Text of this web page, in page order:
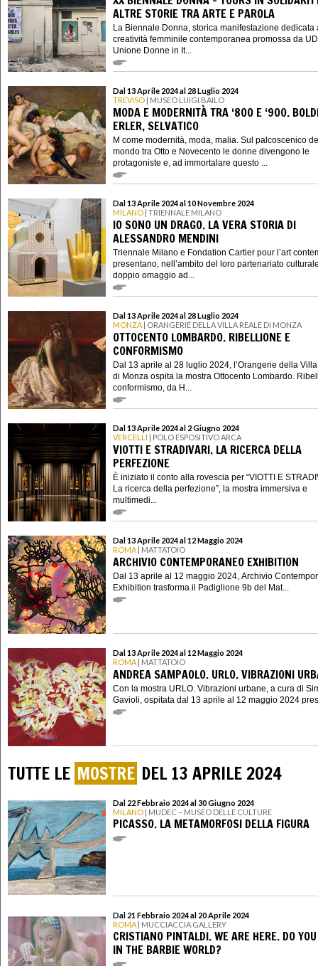
ALTRE STORIE TRA ARTE E PAROLA
La Biennale Donna, storica manifestazione dedicata
creatività femminile contemporanea promossa da
Unione Donne in It...
Dal 13 Aprile 2024 al 28 Luglio 2024
TREVISO | MUSEO LUIGI BAILO
MODA E MODERNITÀ TRA ‘800 E ‘900.
ERLER, SELVATICO
M come modernità, moda, malia. Sul palcoscenico
mondo tra Otto e Novecento le donne divengono le
protagoniste e, ad immortalare questo ...
Dal 13 Aprile 2024 al 10 Novembre 2024
MILANO | TRIENNALE MILANO
IO SONO UN DRAGO. LA VERA STORIA DI
ALESSANDRO MENDINI
Triennale Milano e Fondation Cartier pour l’art
presentano, nell’ambito del loro partenariato
doppio omaggio ad...
Dal 13 Aprile 2024 al 28 Luglio 2024
MONZA | ORANGERIE DELLA VILLA REALE DI MONZA
OTTOCENTO LOMBARDO. RIBELLIONE E
CONFORMISMO
Dal 13 aprile al 28 luglio 2024, l’Orangerie della
di Monza ospita la mostra Ottocento Lombardo.
conformismo, da H...
Dal 13 Aprile 2024 al 2 Giugno 2024
VERCELLI | POLO ESPOSITIVO ARCA
VIOTTI E STRADIVARI. LA RICERCA DELLA
PERFEZIONE
È iniziato il conto alla rovescia per “VIOTTI E
La ricerca della perfezione”, la mostra immersiva e
multimedi...
Dal 13 Aprile 2024 al 12 Maggio 2024
ROMA | MATTATOIO
ARCHIVIO CONTEMPORANEO EXHIBITION
Dal 13 aprile al 12 maggio 2024, Archivio
Exhibition trasforma il Padiglione 9b del Mat...
Dal 13 Aprile 2024 al 12 Maggio 2024
ROMA | MATTATOIO
ANDREA SAMPAOLO. URLO. VIBRAZIONI
Con la mostra URLO. Vibrazioni urbane, a cura di
Gavioli, ospitata dal 13 aprile al 12 maggio 2024
TUTTE LE MOSTRE DEL 13 APRILE 2024
Dal 22 Febbraio 2024 al 30 Giugno 2024
MILANO | MUDEC – MUSEO DELLE CULTURE
PICASSO. LA METAMORFOSI DELLA FIGURA
Dal 21 Febbraio 2024 al 20 Aprile 2024
ROMA | MUCCIACCIA GALLERY
CRISTIANO PINTALDI. WE ARE HERE. DO
IN THE BARBIE WORLD?